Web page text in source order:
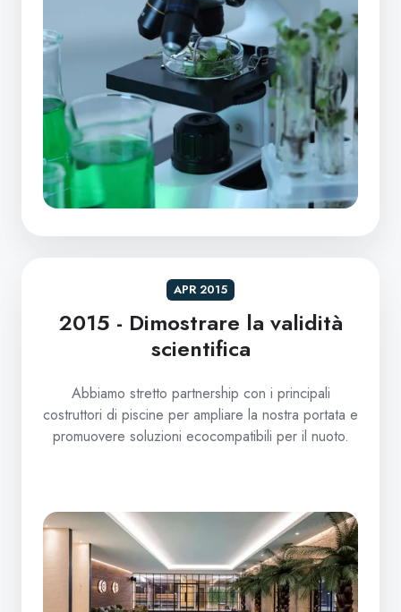
APR 2015
2015 - Dimostrare la validità
scientifica
Abbiamo stretto partnership con i principali
costruttori di piscine per ampliare la nostra portata e
promuovere soluzioni ecocompatibili per il nuoto.